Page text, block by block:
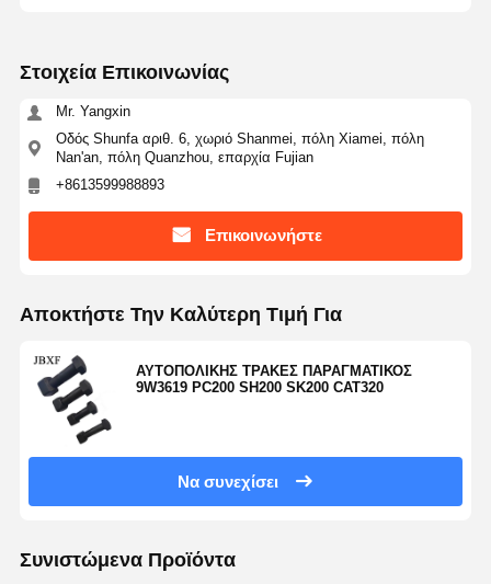
Στοιχεία Επικοινωνίας
Mr. Yangxin
Οδός Shunfa αριθ. 6, χωριό Shanmei, πόλη Xiamei, πόλη
Nan'an, πόλη Quanzhou, επαρχία Fujian
+8613599988893
Επικοινωνήστε
Αποκτήστε Την Καλύτερη Τιμή Για
ΑΥΤΟΠΟΛΙΚΗΣ ΤΡΑΚΕΣ ΠΑΡΑΓΜΑΤΙΚΟΣ
9W3619 PC200 SH200 SK200 CAT320
Να συνεχίσει
Συνιστώμενα Προϊόντα